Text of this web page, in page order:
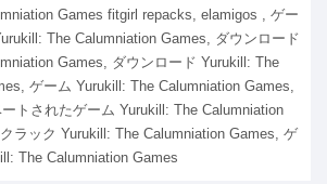
Games fitgirl repacks, elamigos , ゲー
The Calumniation Games, ダウンロード
Games, ダウンロード Yurukill: The
ゲーム Yurukill: The Calumniation Games,
トされたゲーム Yurukill: The Calumniation
ラック Yurukill: The Calumniation Games, ゲ
The Calumniation Games